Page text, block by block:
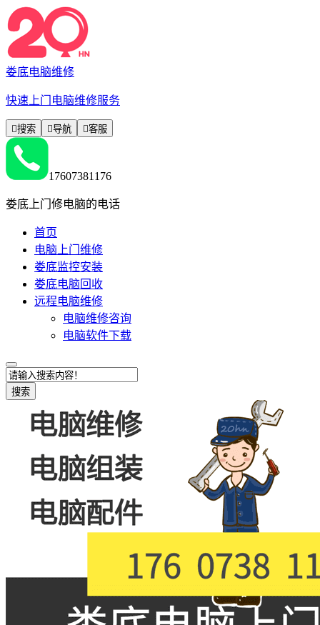
娄底电脑维修
快速上门电脑维修服务
搜索 导航 客服
17607381176
娄底上门修电脑的电话
首页
电脑上门维修
娄底监控安装
娄底电脑回收
远程电脑维修
电脑维修咨询
电脑软件下载
搜索